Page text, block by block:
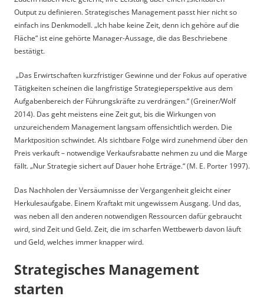
Output zu definieren. Strategisches Management passt hier nicht so
einfach ins Denkmodell. „Ich habe keine Zeit, denn ich gehöre auf die
Fläche“ ist eine gehörte Manager-Aussage, die das Beschriebene
bestätigt.
„Das Erwirtschaften kurzfristiger Gewinne und der Fokus auf operative
Tätigkeiten scheinen die langfristige Strategieperspektive aus dem
Aufgabenbereich der Führungskräfte zu verdrängen.“ (Greiner/Wolf
2014). Das geht meistens eine Zeit gut, bis die Wirkungen von
unzureichendem Management langsam offensichtlich werden. Die
Marktposition schwindet. Als sichtbare Folge wird zunehmend über den
Preis verkauft – notwendige Verkaufsrabatte nehmen zu und die Marge
fällt. „Nur Strategie sichert auf Dauer hohe Erträge.“ (M. E. Porter 1997).
Das Nachholen der Versäumnisse der Vergangenheit gleicht einer
Herkulesaufgabe. Einem Kraftakt mit ungewissem Ausgang. Und das,
was neben all den anderen notwendigen Ressourcen dafür gebraucht
wird, sind Zeit und Geld. Zeit, die im scharfen Wettbewerb davon läuft
und Geld, welches immer knapper wird.
Strategisches Management
starten